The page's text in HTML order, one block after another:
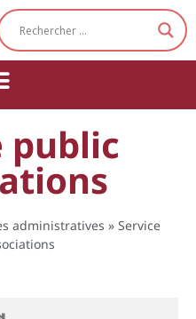
public
administratives » Service